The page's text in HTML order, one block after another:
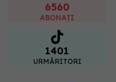
6560
ABONAȚI
1401
URMĂRITORI